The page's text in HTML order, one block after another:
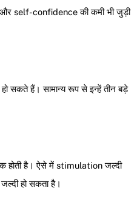
self-confidence की कमी भी जुड़ी
सकते हैं। सामान्य रूप से इन्हें तीन बड़े
होती है। ऐसे में stimulation जल्दी
हो सकता है।